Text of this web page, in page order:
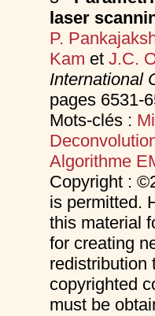
laser
P.
Kam et J.C.
International
pages 6531-
Mots-clés :
Algorithme
Copyright :
is permitted.
this material
for creating
redistribution
copyrighted
must be